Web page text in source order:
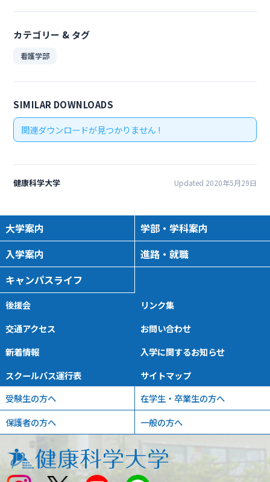
カテゴリー & タグ
看護学部
SIMILAR DOWNLOADS
関連ダウンロードが見つかりません !
健康科学大学 Updated 2020年5月29日
大学案内
学部・学科案内
入学案内
進路・就職
キャンパスライフ
後援会
リンク集
交通アクセス
お問い合わせ
新着情報
入学に関するお知らせ
スクールバス運行表
サイトマップ
受験生の方へ
在学生・卒業生の方へ
保護者の方へ
一般の方へ